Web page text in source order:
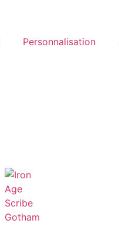
Personnalisation